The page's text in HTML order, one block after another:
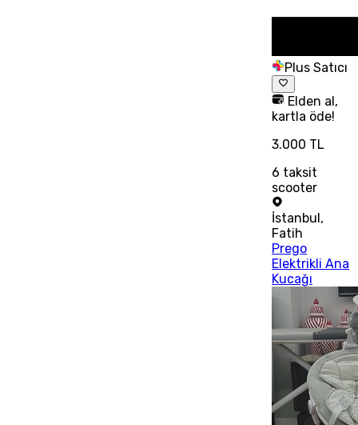
Plus Satıcı
Elden al,
kartla öde!
3.000 TL
6 taksit
scooter
İstanbul,
Fatih
Prego
Elektrikli Ana
Kucağı